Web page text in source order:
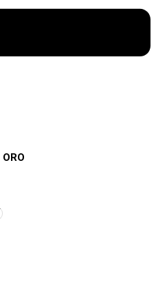
ORO